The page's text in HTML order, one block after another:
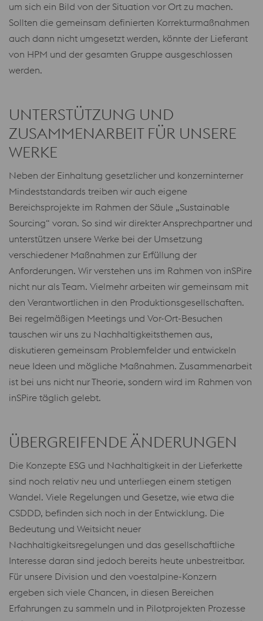
um sich ein Bild von der Situation vor Ort zu machen.
Sollten die gemeinsam definierten Korrekturmaßnahmen
auch dann nicht umgesetzt werden, könnte der Lieferant
von HPM und der gesamten Gruppe ausgeschlossen
werden.
UNTERSTÜTZUNG UND
ZUSAMMENARBEIT FÜR UNSERE
WERKE
Neben der Einhaltung gesetzlicher und konzerninterner
Mindeststandards treiben wir auch eigene
Bereichsprojekte im Rahmen der Säule „Sustainable
Sourcing“ voran. So sind wir direkter Ansprechpartner und
unterstützen unsere Werke bei der Umsetzung
verschiedener Maßnahmen zur Erfüllung der
Anforderungen. Wir verstehen uns im Rahmen von inSPire
nicht nur als Team. Vielmehr arbeiten wir gemeinsam mit
den Verantwortlichen in den Produktionsgesellschaften.
Bei regelmäßigen Meetings und Vor-Ort-Besuchen
tauschen wir uns zu Nachhaltigkeitsthemen aus,
diskutieren gemeinsam Problemfelder und entwickeln
neue Ideen und mögliche Maßnahmen. Zusammenarbeit
ist bei uns nicht nur Theorie, sondern wird im Rahmen von
inSPire täglich gelebt.
ÜBERGREIFENDE ÄNDERUNGEN
Die Konzepte ESG und Nachhaltigkeit in der Lieferkette
sind noch relativ neu und unterliegen einem stetigen
Wandel. Viele Regelungen und Gesetze, wie etwa die
CSDDD, befinden sich noch in der Entwicklung. Die
Bedeutung und Weitsicht neuer
Nachhaltigkeitsregelungen und das gesellschaftliche
Interesse daran sind jedoch bereits heute unbestreitbar.
Für unsere Division und den voestalpine-Konzern
ergeben sich viele Chancen, in diesen Bereichen
Erfahrungen zu sammeln und in Pilotprojekten Prozesse